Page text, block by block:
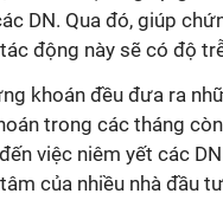
DN. Qua đó, giúp
động này sẽ có độ
khoán đều đưa ra
trong các tháng
việc niêm yết các
của nhiều nhà đầu